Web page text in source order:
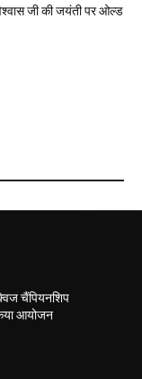
जी की जयंती पर ओल्ड
चैंपियनशिप
आयोजन